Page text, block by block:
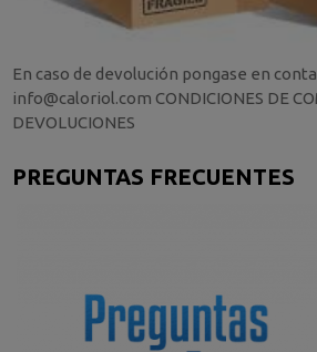
En caso de devolución pongase en
info@caloriol.com CONDICIONES DE
DEVOLUCIONES
PREGUNTAS FRECUENTES